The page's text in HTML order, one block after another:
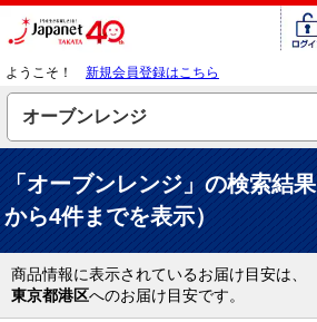
ようこそ！ 新規会員登録はこちら
「オーブンレンジ」の検索結
から4件までを表示）
商品情報に表示されているお届け目安は、
東京都港区へのお届け目安です。